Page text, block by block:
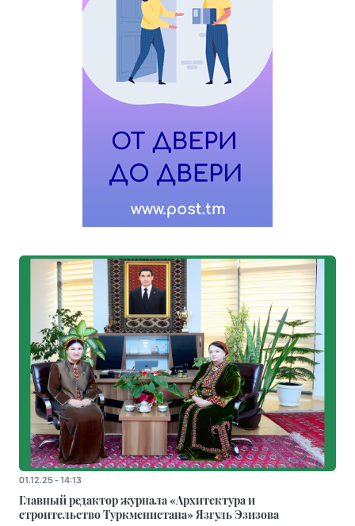
01.12.25 - 14:13
Главный редактор журнала «Архитектура и
строительство Туркменистана» Язгуль Эзизова